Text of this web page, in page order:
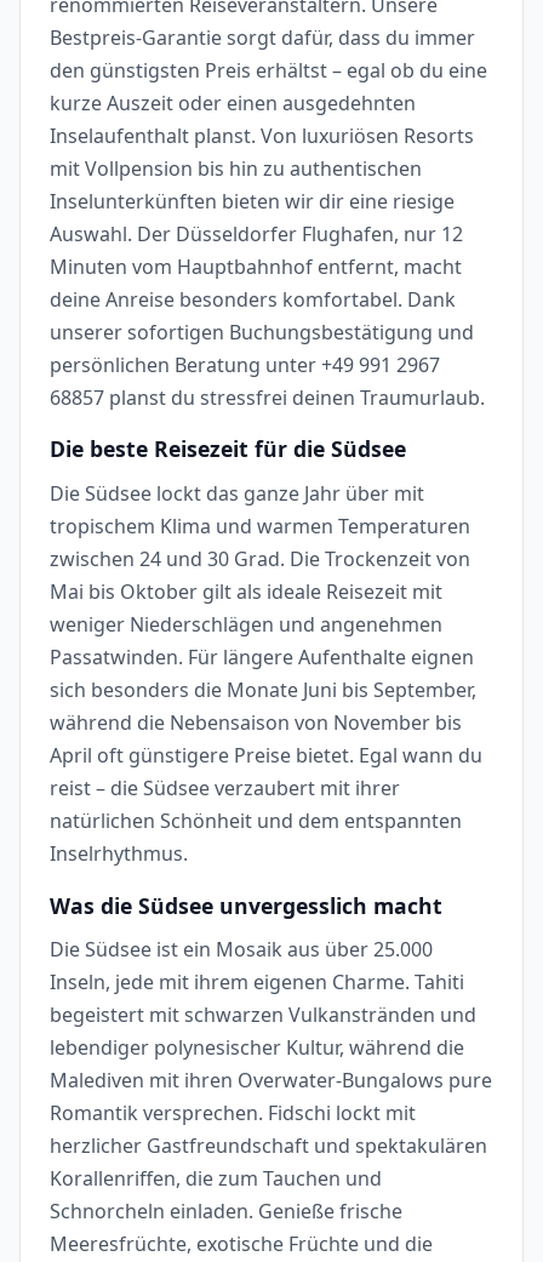
Bestpreis-Garantie sorgt dafür, dass du immer
den günstigsten Preis erhältst – egal ob du eine
kurze Auszeit oder einen ausgedehnten
Inselaufenthalt planst. Von luxuriösen Resorts
mit Vollpension bis hin zu authentischen
Inselunterkünften bieten wir dir eine riesige
Auswahl. Der Düsseldorfer Flughafen, nur 12
Minuten vom Hauptbahnhof entfernt, macht
deine Anreise besonders komfortabel. Dank
unserer sofortigen Buchungsbestätigung und
persönlichen Beratung unter +49 991 2967
68857 planst du stressfrei deinen Traumurlaub.
Die beste Reisezeit für die Südsee
Die Südsee lockt das ganze Jahr über mit
tropischem Klima und warmen Temperaturen
zwischen 24 und 30 Grad. Die Trockenzeit von
Mai bis Oktober gilt als ideale Reisezeit mit
weniger Niederschlägen und angenehmen
Passatwinden. Für längere Aufenthalte eignen
sich besonders die Monate Juni bis September,
während die Nebensaison von November bis
April oft günstigere Preise bietet. Egal wann du
reist – die Südsee verzaubert mit ihrer
natürlichen Schönheit und dem entspannten
Inselrhythmus.
Was die Südsee unvergesslich macht
Die Südsee ist ein Mosaik aus über 25.000
Inseln, jede mit ihrem eigenen Charme. Tahiti
begeistert mit schwarzen Vulkanstränden und
lebendiger polynesischer Kultur, während die
Malediven mit ihren Overwater-Bungalows pure
Romantik versprechen. Fidschi lockt mit
herzlicher Gastfreundschaft und spektakulären
Korallenriffen, die zum Tauchen und
Schnorcheln einladen. Genieße frische
Meeresfrüchte, exotische Früchte und die